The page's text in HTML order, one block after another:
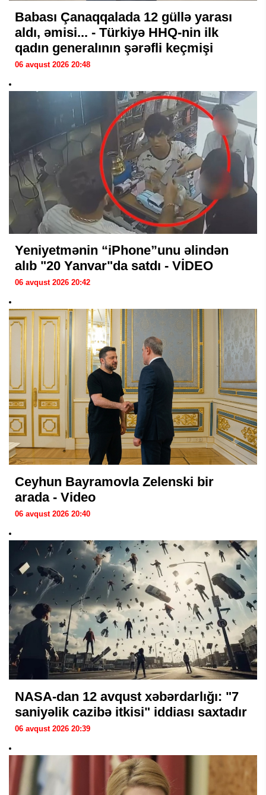
Babası Çanaqqalada 12 güllə yarası
aldı, əmisi... - Türkiyə HHQ-nin ilk
qadın generalının şərəfli keçmişi
06 avqust 2026 20:48
Yeniyetmənin “iPhone”unu əlindən
alıb "20 Yanvar"da satdı - VİDEO
06 avqust 2026 20:42
Ceyhun Bayramovla Zelenski bir
arada - Video
06 avqust 2026 20:40
NASA-dan 12 avqust xəbərdarlığı: "7
saniyəlik cazibə itkisi" iddiası saxtadır
06 avqust 2026 20:39